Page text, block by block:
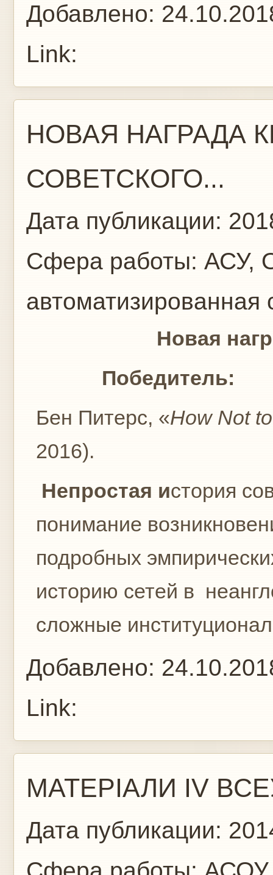
Добавлено:
Link:
НОВАЯ НАГРАДА
СОВЕТСКОГО...
Дата публикации:
Сфера работы: АСУ,
Новая награда
Победитель:
Бен Питерс, «How Not
2016).
Непростая история
понимание
подробных
историю сетей в
сложные
Добавлено:
Link:
МАТЕРІАЛИ IV
Дата публикации: